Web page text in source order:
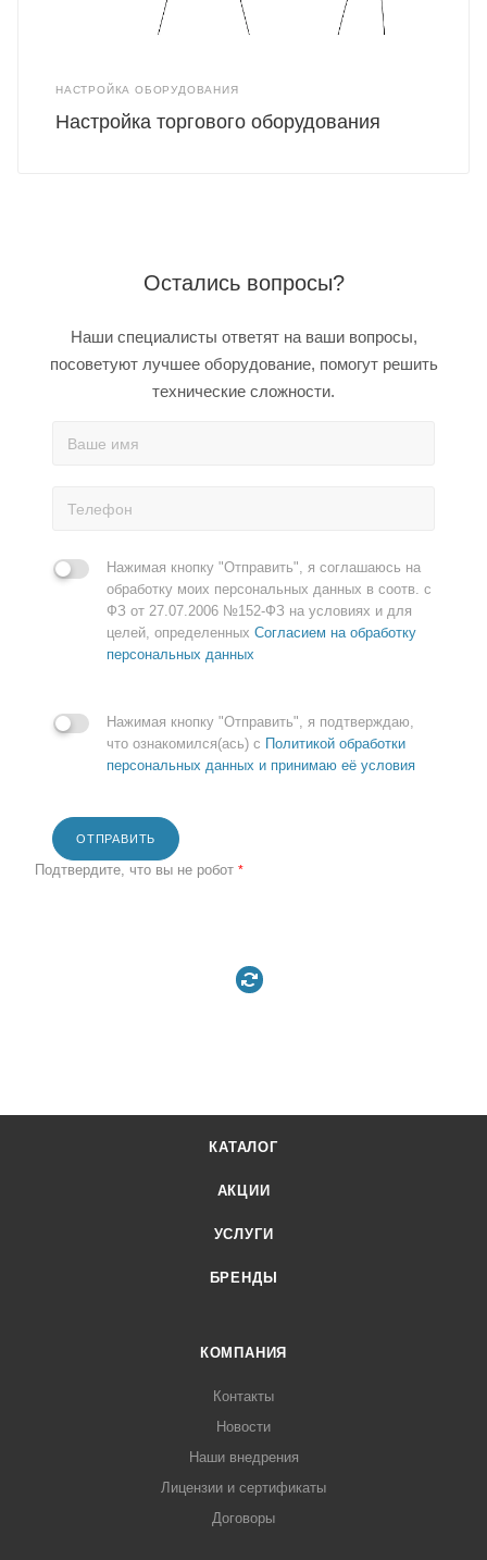
НАСТРОЙКА ОБОРУДОВАНИЯ
Настройка торгового оборудования
Остались вопросы?
Наши специалисты ответят на ваши вопросы,
посоветуют лучшее оборудование, помогут решить
технические сложности.
Нажимая кнопку "Отправить", я соглашаюсь на
обработку моих персональных данных в соотв. с
ФЗ от 27.07.2006 №152-ФЗ на условиях и для
целей, определенных Согласием на обработку
персональных данных
Нажимая кнопку "Отправить", я подтверждаю,
что ознакомился(ась) с Политикой обработки
персональных данных и принимаю её условия
ОТПРАВИТЬ
Подтвердите, что вы не робот *
КАТАЛОГ
АКЦИИ
УСЛУГИ
БРЕНДЫ
КОМПАНИЯ
Контакты
Новости
Наши внедрения
Лицензии и сертификаты
Договоры